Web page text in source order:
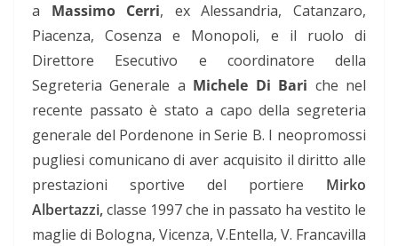
a Massimo Cerri, ex Alessandria, Catanzaro,
Piacenza, Cosenza e Monopoli, e il ruolo di
Direttore Esecutivo e coordinatore della
Segreteria Generale a Michele Di Bari che nel
recente passato è stato a capo della segreteria
generale del Pordenone in Serie B. I neopromossi
pugliesi comunicano di aver acquisito il diritto alle
prestazioni sportive del portiere Mirko
Albertazzi,classe 1997 che in passato ha vestito le
maglie di Bologna, Vicenza, V.Entella, V. Francavilla